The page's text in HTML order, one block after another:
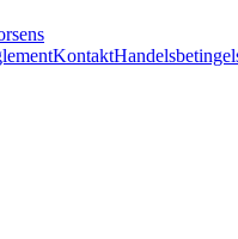
Kontakt